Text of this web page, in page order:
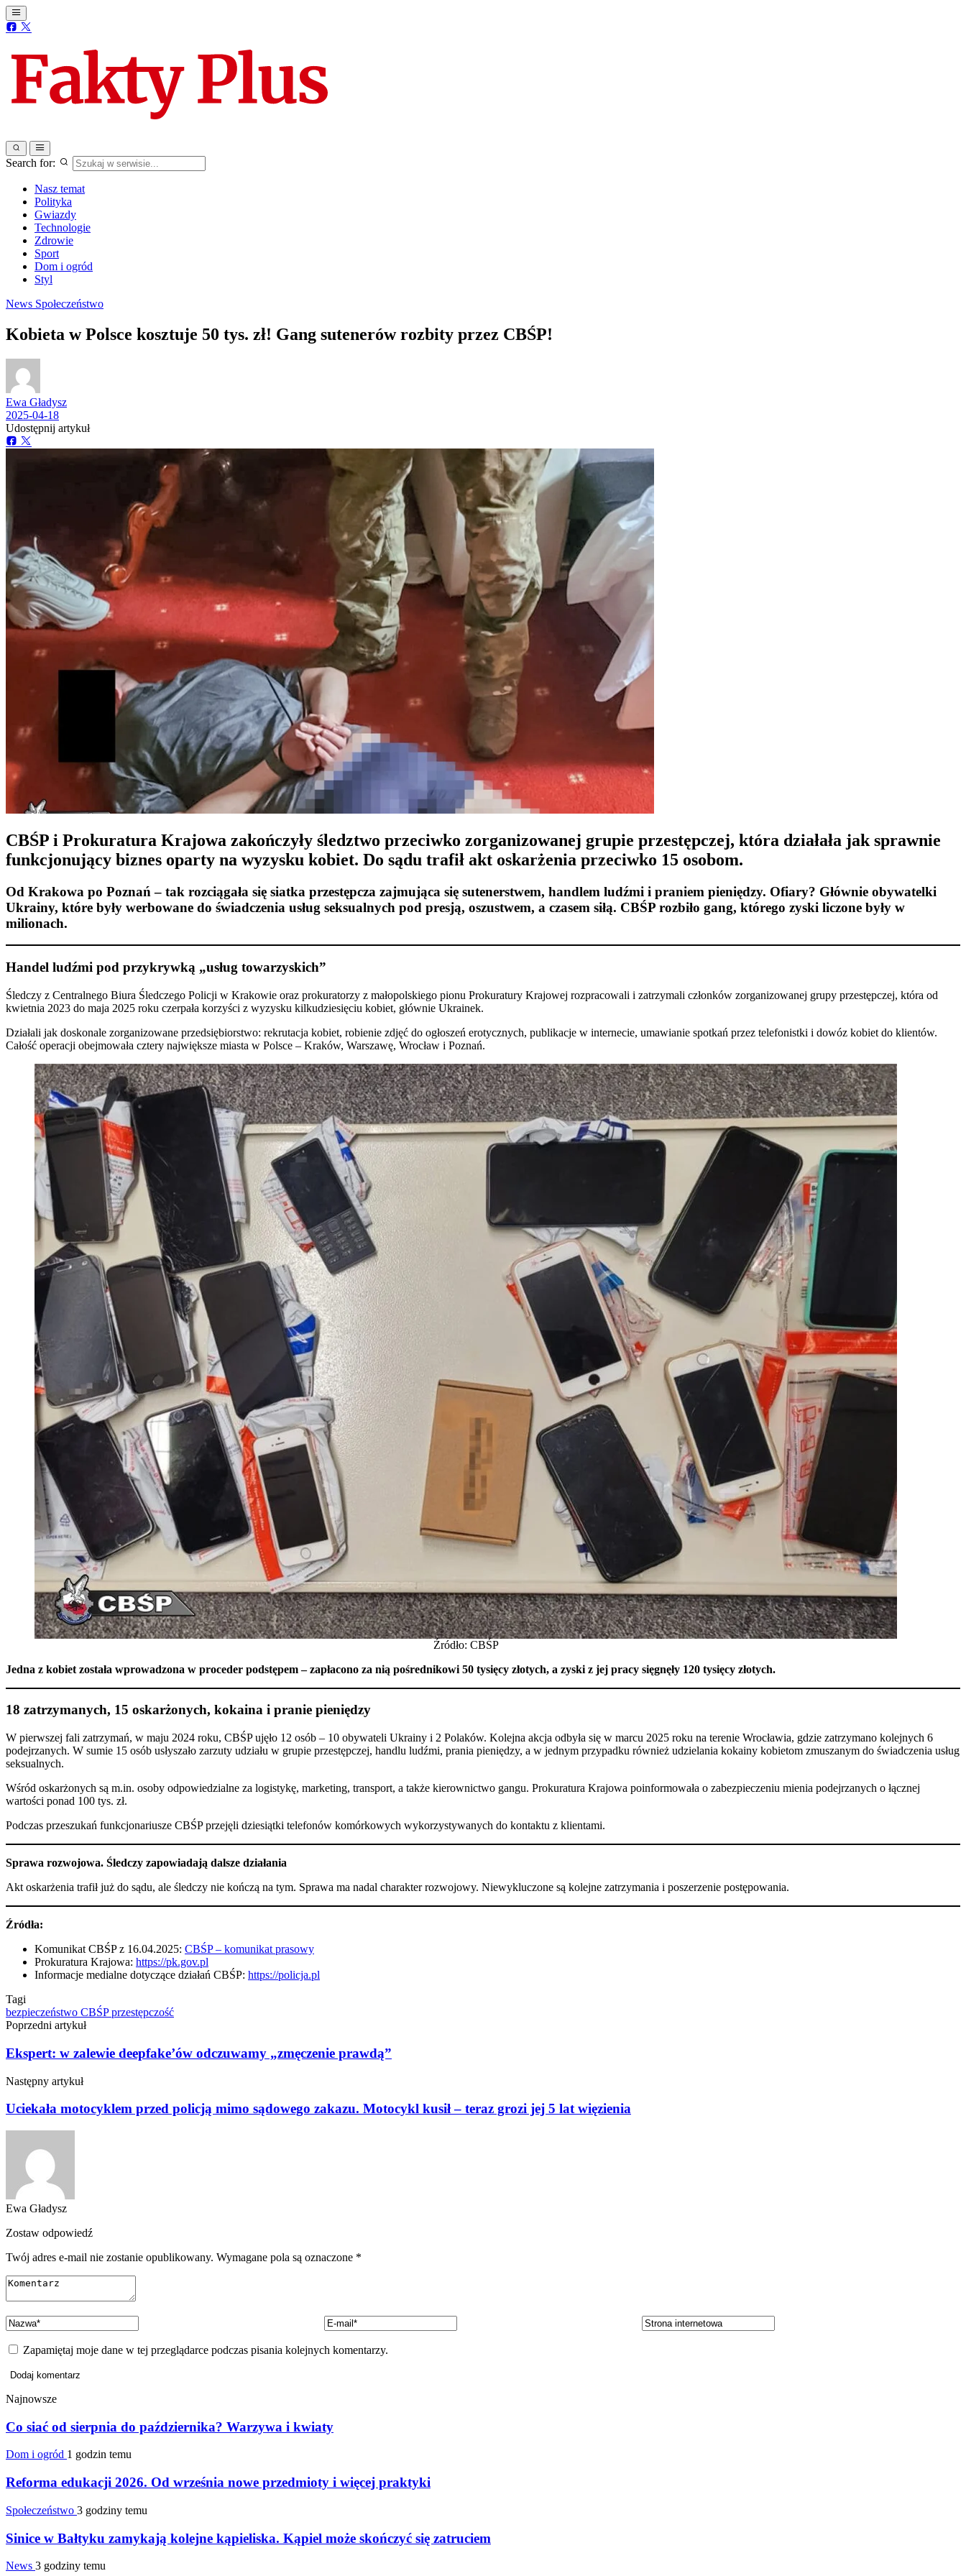
Search for:
Nasz temat
Polityka
Gwiazdy
Technologie
Zdrowie
Sport
Dom i ogród
Styl
News Społeczeństwo
Kobieta w Polsce kosztuje 50 tys. zł! Gang sutenerów rozbity przez CBŚP!
Ewa Gładysz
2025-04-18
Udostępnij artykuł
CBŚP i Prokuratura Krajowa zakończyły śledztwo przeciwko zorganizowanej grupie przestępczej, która działała jak sprawnie
funkcjonujący biznes oparty na wyzysku kobiet. Do sądu trafił akt oskarżenia przeciwko 15 osobom.
Od Krakowa po Poznań – tak rozciągała się siatka przestępcza zajmująca się sutenerstwem, handlem ludźmi i praniem pieniędzy. Ofiary? Głównie obywatelki
Ukrainy, które były werbowane do świadczenia usług seksualnych pod presją, oszustwem, a czasem siłą. CBŚP rozbiło gang, którego zyski liczone były w
milionach.
Handel ludźmi pod przykrywką „usług towarzyskich”
Śledczy z Centralnego Biura Śledczego Policji w Krakowie oraz prokuratorzy z małopolskiego pionu Prokuratury Krajowej rozpracowali i zatrzymali członków zorganizowanej grupy przestępczej, która od
kwietnia 2023 do maja 2025 roku czerpała korzyści z wyzysku kilkudziesięciu kobiet, głównie Ukrainek.
Działali jak doskonale zorganizowane przedsiębiorstwo: rekrutacja kobiet, robienie zdjęć do ogłoszeń erotycznych, publikacje w internecie, umawianie spotkań przez telefonistki i dowóz kobiet do klientów.
Całość operacji obejmowała cztery największe miasta w Polsce – Kraków, Warszawę, Wrocław i Poznań.
Źródło: CBŚP
Jedna z kobiet została wprowadzona w proceder podstępem – zapłacono za nią pośrednikowi 50 tysięcy złotych, a zyski z jej pracy sięgnęły 120 tysięcy złotych.
18 zatrzymanych, 15 oskarżonych, kokaina i pranie pieniędzy
W pierwszej fali zatrzymań, w maju 2024 roku, CBŚP ujęło 12 osób – 10 obywateli Ukrainy i 2 Polaków. Kolejna akcja odbyła się w marcu 2025 roku na terenie Wrocławia, gdzie zatrzymano kolejnych 6
podejrzanych. W sumie 15 osób usłyszało zarzuty udziału w grupie przestępczej, handlu ludźmi, prania pieniędzy, a w jednym przypadku również udzielania kokainy kobietom zmuszanym do świadczenia usług
seksualnych.
Wśród oskarżonych są m.in. osoby odpowiedzialne za logistykę, marketing, transport, a także kierownictwo gangu. Prokuratura Krajowa poinformowała o zabezpieczeniu mienia podejrzanych o łącznej
wartości ponad 100 tys. zł.
Podczas przeszukań funkcjonariusze CBŚP przejęli dziesiątki telefonów komórkowych wykorzystywanych do kontaktu z klientami.
Sprawa rozwojowa. Śledczy zapowiadają dalsze działania
Akt oskarżenia trafił już do sądu, ale śledczy nie kończą na tym. Sprawa ma nadal charakter rozwojowy. Niewykluczone są kolejne zatrzymania i poszerzenie postępowania.
Źródła:
Komunikat CBŚP z 16.04.2025: CBŚP – komunikat prasowy
Prokuratura Krajowa: https://pk.gov.pl
Informacje medialne dotyczące działań CBŚP: https://policja.pl
Tagi
bezpieczeństwo CBŚPprzestępczość
Poprzedni artykuł
Ekspert: w zalewie deepfake’ów odczuwamy „zmęczenie prawdą”
Następny artykuł
Uciekała motocyklem przed policją mimo sądowego zakazu. Motocykl kusił – teraz grozi jej 5 lat więzienia
Ewa Gładysz
Zostaw odpowiedź
Twój adres e-mail nie zostanie opublikowany. Wymagane pola są oznaczone *
Zapamiętaj moje dane w tej przeglądarce podczas pisania kolejnych komentarzy.
Najnowsze
Co siać od sierpnia do października? Warzywa i kwiaty
Dom i ogród 1 godzin temu
Reforma edukacji 2026. Od września nowe przedmioty i więcej praktyki
Społeczeństwo 3 godziny temu
Sinice w Bałtyku zamykają kolejne kąpieliska. Kąpiel może skończyć się zatruciem
News 3 godziny temu